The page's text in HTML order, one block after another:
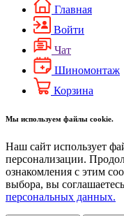
Главная
Войти
Чат
Шиномонтаж
Корзина
Мы используем файлы cookie.
Наш сайт использует
персонализации.
ознакомления с этим
выбора, вы
персональных данных.